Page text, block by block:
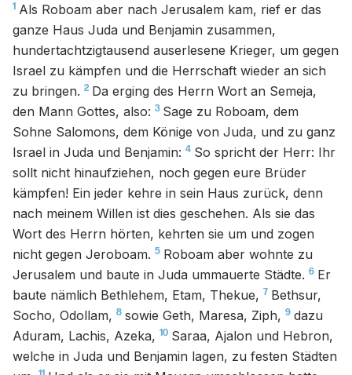
1 Als Roboam aber nach Jerusalem kam, rief er das
ganze Haus Juda und Benjamin zusammen,
hundertachtzigtausend auserlesene Krieger, um gegen
Israel zu kämpfen und die Herrschaft wieder an sich
zu bringen. 2 Da erging des Herrn Wort an Semeja,
den Mann Gottes, also: 3 Sage zu Roboam, dem
Sohne Salomons, dem Könige von Juda, und zu ganz
Israel in Juda und Benjamin: 4 So spricht der Herr: Ihr
sollt nicht hinaufziehen, noch gegen eure Brüder
kämpfen! Ein jeder kehre in sein Haus zurück, denn
nach meinem Willen ist dies geschehen. Als sie das
Wort des Herrn hörten, kehrten sie um und zogen
nicht gegen Jeroboam. 5 Roboam aber wohnte zu
Jerusalem und baute in Juda ummauerte Städte. 6 Er
baute nämlich Bethlehem, Etam, Thekue, 7 Bethsur,
Socho, Odollam, 8 sowie Geth, Maresa, Ziph, 9 dazu
Aduram, Lachis, Azeka, 10 Saraa, Ajalon und Hebron,
welche in Juda und Benjamin lagen, zu festen Städten